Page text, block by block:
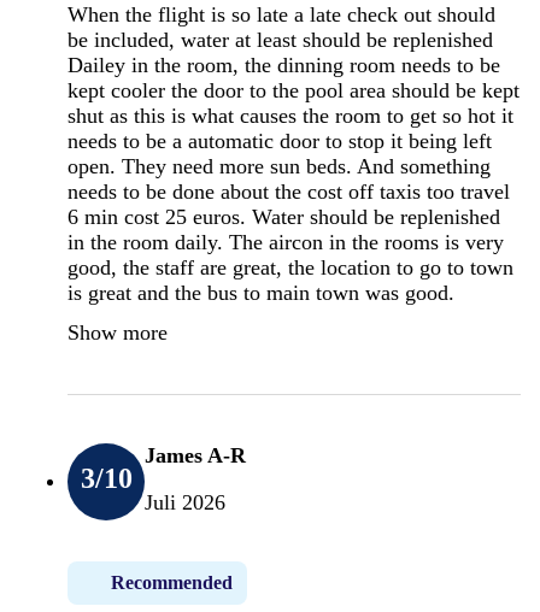
When the flight is so late a late check out should
be included, water at least should be replenished
Dailey in the room, the dinning room needs to be
kept cooler the door to the pool area should be kept
shut as this is what causes the room to get so hot it
needs to be a automatic door to stop it being left
open. They need more sun beds. And something
needs to be done about the cost off taxis too travel
6 min cost 25 euros. Water should be replenished
in the room daily. The aircon in the rooms is very
good, the staff are great, the location to go to town
is great and the bus to main town was good.
Show more
3/10
James A-R
Juli 2026
Recommended